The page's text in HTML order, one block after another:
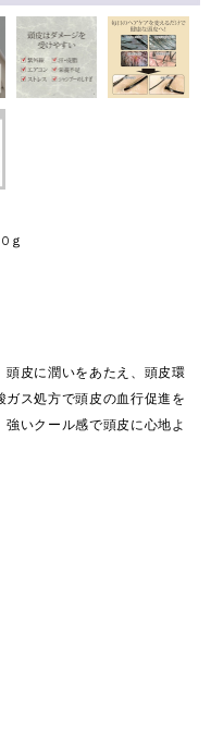
ｇ
頭皮に潤いをあたえ、頭皮環
ス処方で頭皮の血行促進を
いクール感で頭皮に心地よ